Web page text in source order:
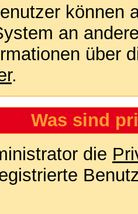
können
an
über
.
Was sind
die